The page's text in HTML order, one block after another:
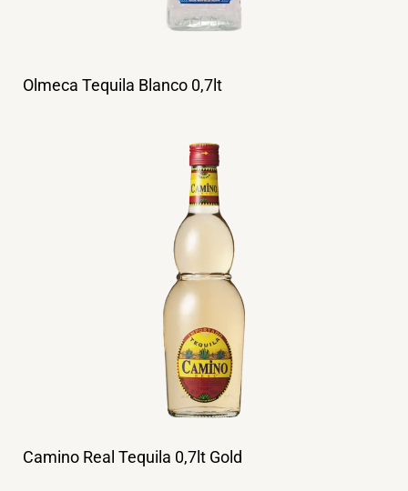
Olmeca Tequila Blanco 0,7lt
Camino Real Tequila 0,7lt Gold